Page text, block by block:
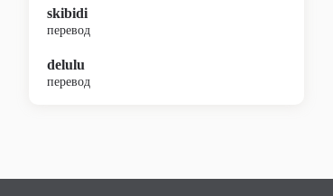
skibidi
перевод
delulu
перевод